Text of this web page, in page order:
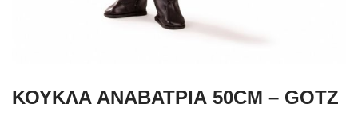
ΚΟΥΚΛΑ ΑΝΑΒΑΤΡΙΑ 50CM – GOTZ